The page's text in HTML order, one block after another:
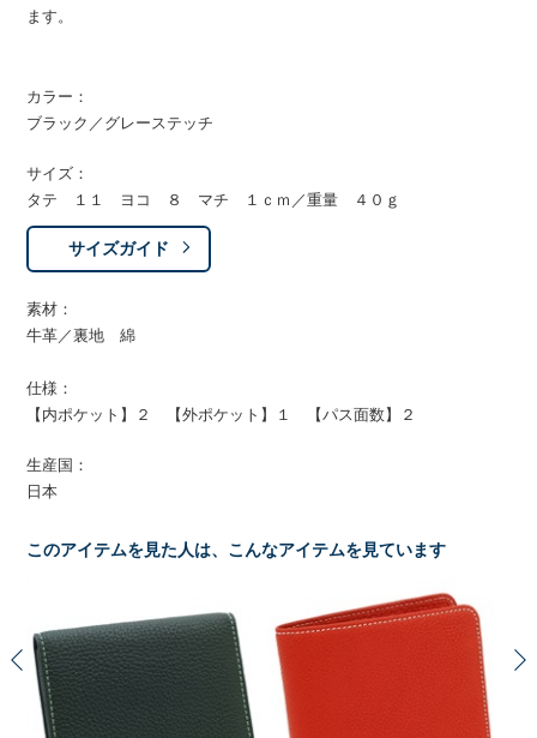
ます。
カラー：
ブラック／グレーステッチ
サイズ：
タテ １１ ヨコ ８ マチ １ｃｍ／重量 ４０ｇ
サイズガイド
素材：
牛革／裏地 綿
仕様：
【内ポケット】２ 【外ポケット】１ 【パス面数】２
生産国：
日本
このアイテムを見た人は、こんなアイテムを見ています